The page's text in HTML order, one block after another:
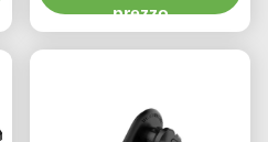
con luce notturna
prezzo